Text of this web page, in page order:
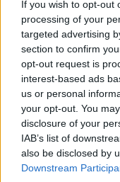
If you wish to opt-out
processing of your
targeted advertising
section to confirm
opt-out request is
interest-based ads
us or personal
your opt-out. You
disclosure of your
IAB’s list of
also be disclosed by
Downstream
länge. Sportcoupén
under första
Mest
simulerar ljuden
växellåda trots att
Prelude får en 2,0-
dubbla elmotorer.
Att lansera en
Honda. Marknaden